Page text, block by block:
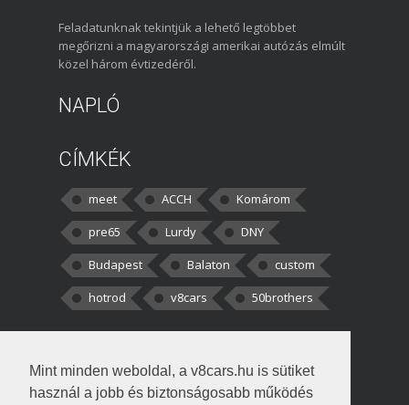
Mint minden weboldal, a v8cars.hu is sütiket
használ a jobb és biztonságosabb működés
Feladatunknak tekintjük a lehető legtöbbet
megőrizni a magyarországi amerikai autózás elmúlt
közel három évtizedéről.
NAPLÓ
CÍMKÉK
meet ACCH
Komárom
pre65
Lurdy
DNY
Budapest
Balaton
custom
hotrod
v8cars 50brothers
kortisz:Elszúrtam! Én csak két